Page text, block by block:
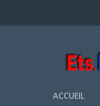
ACCUEIL